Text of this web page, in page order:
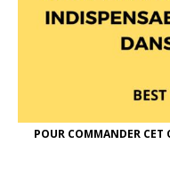
POUR COMMANDER